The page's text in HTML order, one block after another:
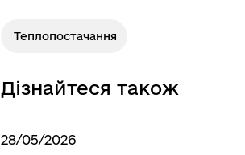
Теплопостачання
Дізнайтеся також
28/05/2026